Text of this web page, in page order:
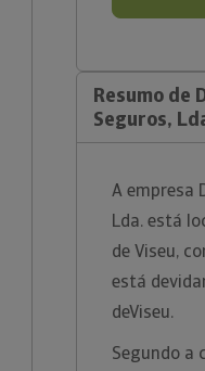
Resumo de
Seguros,
A empresa
Lda. está
de Viseu,
está
deViseu.
Segundo a